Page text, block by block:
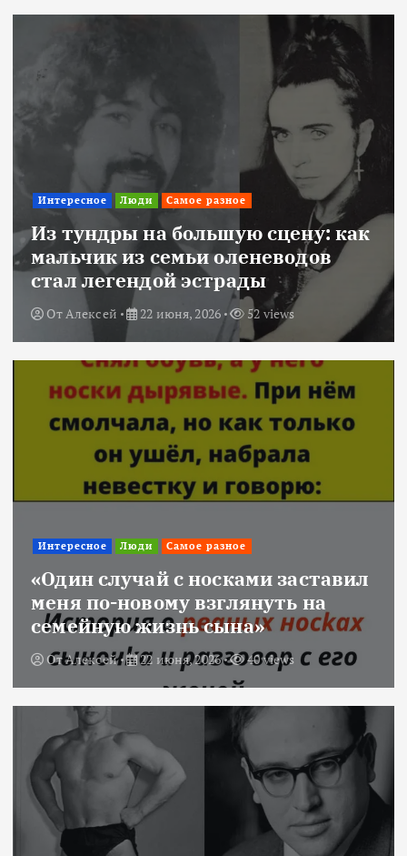
Интересное Люди Самое разное
Из тундры на большую сцену: как
мальчик из семьи оленеводов
стал легендой эстрады
ОтАлексей 22 июня, 2026 52 views
Интересное Люди Самое разное
«Один случай с носками заставил
меня по-новому взглянуть на
семейную жизнь сына»
ОтАлексей 22 июня, 2026 40 views